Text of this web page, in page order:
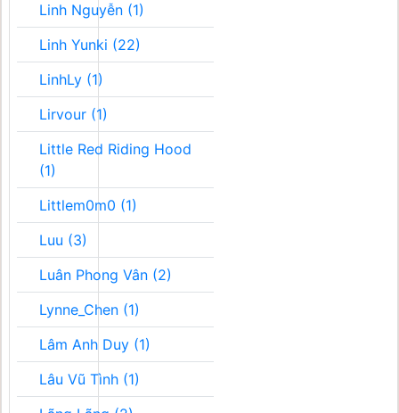
Linh Nguyễn (1)
Linh Yunki (22)
LinhLy (1)
Lirvour (1)
Little Red Riding Hood
(1)
Littlem0m0 (1)
Luu (3)
Luân Phong Vân (2)
Lynne_Chen (1)
Lâm Anh Duy (1)
Lâu Vũ Tình (1)